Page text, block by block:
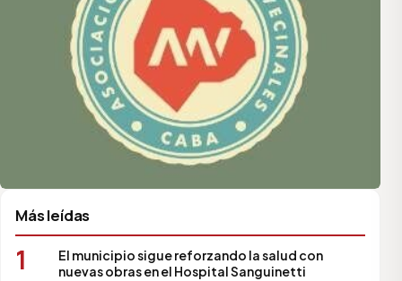
Más leídas
1
El municipio sigue reforzando la salud con
nuevas obras en el Hospital Sanguinetti